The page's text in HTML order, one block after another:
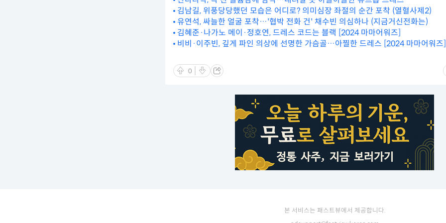
김남길, 위풍당당했던 모습은 어디로? 의미심장 좌절의 순간 포착 (열혈사제2)
유연석, 싸늘한 얼굴 포착…'협박 전화 건' 채수빈 의심하나 (지금거신전화는)
김혜준·나가노 메이·정호연, 드레스 코드는 블랙 [2024 마마어워즈]
비비·이주빈, 깊게 파인 의상에 선명한 가슴골…아찔한 드레스 [2024 마마어워즈]
0
본 서비스는 패스트뷰에서 제공합니다.